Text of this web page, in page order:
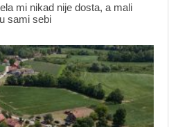
mi nikad nije dosta, a mali
sami sebi